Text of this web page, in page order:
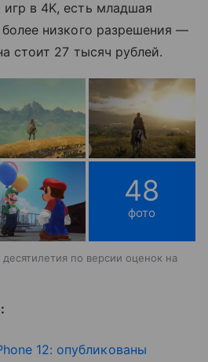
в 4K, есть младшая
более низкого разрешения —
стоит 27 тысяч рублей.
48
фото
по версии оценок на
12: опубликованы